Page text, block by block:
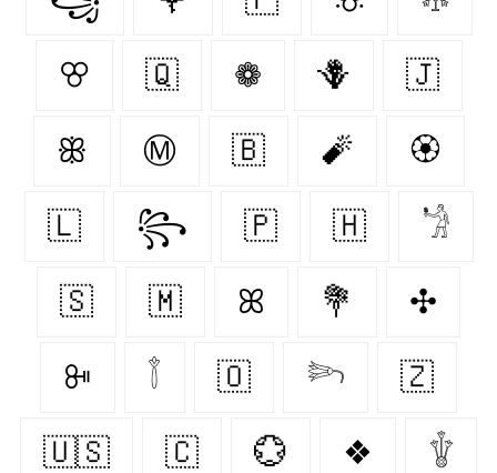
ꕢ 🇶‌ ❁ 🪻 🇯‌
ꕥ Ⓜ 🇧‌ 🧨 🏵
🇱‌ ꧂ 🇵‌ 🇭‌ 𓁋
🇸‌ 🇲‌ ꕤ 💐 ✣
ꔻ 𓇕 🇴‌ 𓆸 🇿‌
🇺🇸 🇨‌ 💮 ❖ 𓇚